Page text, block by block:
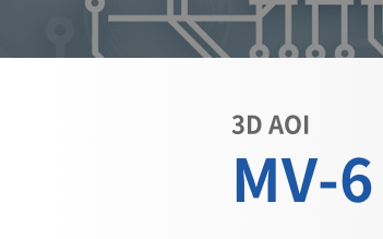
3D AOI
MV-